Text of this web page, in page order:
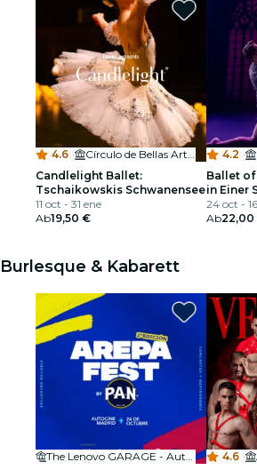
4.6 ·
Círculo de Bellas Artes
Candlelight Ballet:
Tschaikowskis Schwanensee
11 oct - 31 ene
Ab19,50 €
4.2 ·
Ballet
in Einer
24 oct -
Ab22,00
Burlesque & Kabarett
The Lenovo GARAGE - Autocine Madrid
4.6 ·